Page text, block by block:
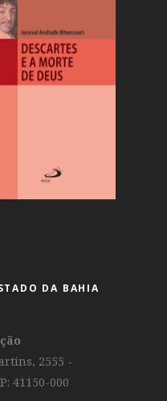
DA BAHIA
2555 -
41150-000